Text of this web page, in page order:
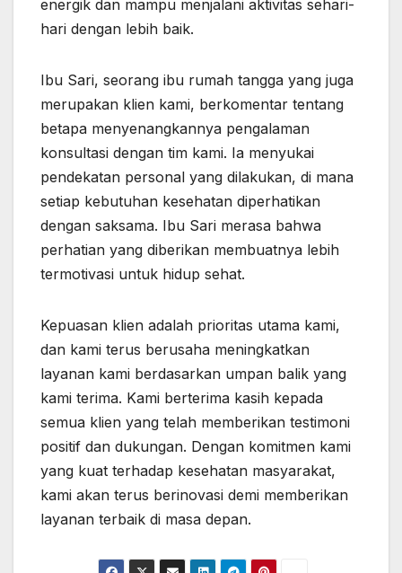
energik dan mampu menjalani aktivitas sehari-
hari dengan lebih baik.
Ibu Sari, seorang ibu rumah tangga yang juga
merupakan klien kami, berkomentar tentang
betapa menyenangkannya pengalaman
konsultasi dengan tim kami. Ia menyukai
pendekatan personal yang dilakukan, di mana
setiap kebutuhan kesehatan diperhatikan
dengan saksama. Ibu Sari merasa bahwa
perhatian yang diberikan membuatnya lebih
termotivasi untuk hidup sehat.
Kepuasan klien adalah prioritas utama kami,
dan kami terus berusaha meningkatkan
layanan kami berdasarkan umpan balik yang
kami terima. Kami berterima kasih kepada
semua klien yang telah memberikan testimoni
positif dan dukungan. Dengan komitmen kami
yang kuat terhadap kesehatan masyarakat,
kami akan terus berinovasi demi memberikan
layanan terbaik di masa depan.